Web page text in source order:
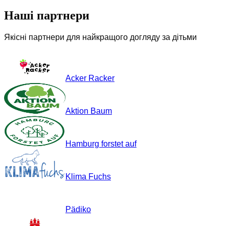
Наші партнери
Якісні партнери для найкращого догляду за дітьми
Acker Racker
Aktion Baum
Hamburg forstet auf
Klima Fuchs
Pädiko